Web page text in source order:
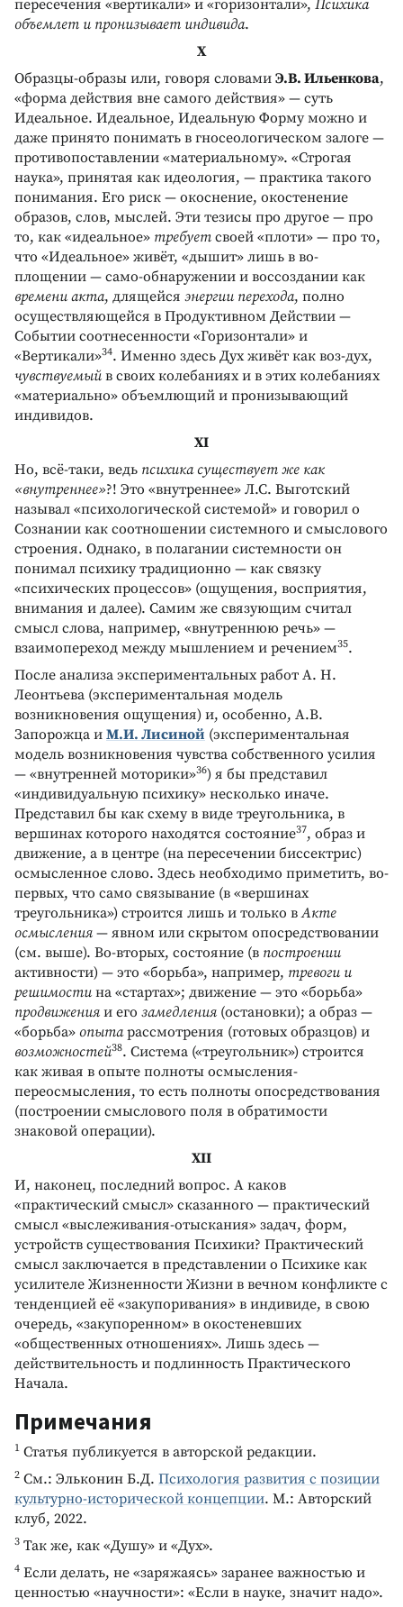
пересечения «вертикали» и «горизонтали», Психика
объемлет и пронизывает индивида.
Х
Образцы-образы или, говоря словами Э.В. Ильенкова,
«форма действия вне самого действия» — суть
Идеальное. Идеальное, Идеальную Форму можно и
даже принято понимать в гносеологическом залоге —
противопоставлении «материальному». «Строгая
наука», принятая как идеология, — практика такого
понимания. Его риск — окоснение, окостенение
образов, слов, мыслей. Эти тезисы про другое — про
то, как «идеальное» требует своей «плоти» — про то,
что «Идеальное» живёт, «дышит» лишь в во-
площении — само-обнаружении и воссоздании как
времени акта, длящейся энергии перехода, полно
осуществляющейся в Продуктивном Действии —
Событии соотнесенности «Горизонтали» и
«Вертикали»34. Именно здесь Дух живёт как воз-дух,
чувствуемыйв своих колебаниях и в этих колебаниях
«материально» объемлющий и пронизывающий
индивидов.
ХI
Но, всё-таки, ведь психика существует же как
«внутреннее»?! Это «внутреннее» Л.С. Выготский
называл «психологической системой» и говорил о
Сознании как соотношении системного и смыслового
строения. Однако, в полагании системности он
понимал психику традиционно — как связку
«психических процессов» (ощущения, восприятия,
внимания и далее). Самим же связующим считал
смысл слова, например, «внутреннюю речь» —
взаимопереход между мышлением и речением35.
После анализа экспериментальных работ А. Н.
Леонтьева (экспериментальная модель
возникновения ощущения) и, особенно, А.В.
Запорожца и М.И. Лисиной (экспериментальная
модель возникновения чувства собственного усилия
— «внутренней моторики»36) я бы представил
«индивидуальную психику» несколько иначе.
Представил бы как схему в виде треугольника, в
вершинах которого находятся состояние37, образ и
движение, а в центре (на пересечении биссектрис)
осмысленное слово. Здесь необходимо приметить, во-
первых, что само связывание (в «вершинах
треугольника») строится лишь и только вАкте
осмысления — явном или скрытом опосредствовании
(см. выше). Во-вторых, состояние (в построении
активности) — это «борьба», например, тревоги и
решимостина «стартах»; движение — это «борьба»
продвижения и его замедления (остановки); а образ —
«борьба» опытарассмотрения (готовых образцов) и
возможностей38. Система («треугольник») строится
как живая в опыте полноты осмысления-
переосмысления, то есть полноты опосредствования
(построении смыслового поля в обратимости
знаковой операции).
ХII
И, наконец, последний вопрос. А каков
«практический смысл» сказанного — практический
смысл «выслеживания-отыскания» задач, форм,
устройств существования Психики? Практический
смысл заключается в представлении о Психике как
усилителе Жизненности Жизни в вечном конфликте с
тенденцией её «закупоривания» в индивиде, в свою
очередь, «закупоренном» в окостеневших
«общественных отношениях». Лишь здесь —
действительность и подлинность Практического
Начала.
Примечания
1 Статья публикуется в авторской редакции.
2 См.: Эльконин Б.Д. Психология развития с позиции
культурно-исторической концепции. М.: Авторский
клуб, 2022.
3 Так же, как «Душу» и «Дух».
4 Если делать, не «заряжаясь» заранее важностью и
ценностью «научности»: «Если в науке, значит надо».